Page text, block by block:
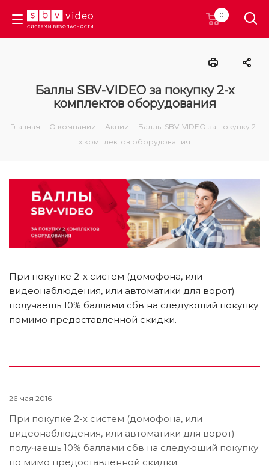
0
Баллы SBV-VIDEO за покупку 2-х
комплектов оборудования
Главная - О компании - Акции - Баллы SBV-VIDEO за покупку 2-
х комплектов оборудования
При покупке 2-х систем (домофона, или
видеонаблюдения, или автоматики для ворот)
получаешь 10% баллами сбв на следующий покупку
помимо предоставленной скидки.
26 мая 2016
При покупке 2-х систем (домофона, или
видеонаблюдения, или автоматики для ворот)
получаешь 10% баллами сбв на следующий покупку
по мимо предоставленной скидки.